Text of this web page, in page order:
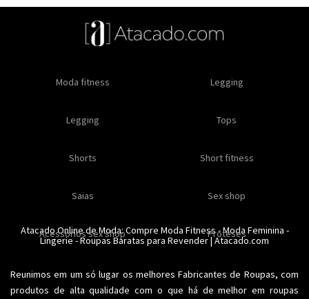
Especial natal Toda loja
Feminino Moda feminina
Moda feminina Moda íntima
Moda fitness Moda praia
Plus size Acessórios femininos
Masculino Moda masculino
Moda masculina Moda intima masculina
Acessórios masculinos Moda íntima
Calcinhas Soutiens
Conjuntos Modeladores
Moda fitness Legging
Legging Tops
Shorts Short fitness
Saias Sex shop
Acessorios sex shop Proteses
Oleos e cremes Comestiveis
Kits Lançamentos
Ofertas Roupas para revender
Atacado Online de Moda: Compre Moda Fitness-Moda Feminina -
Lingerie-Roupas Baratas para Revender| Atacado.com
Reunimos em um só lugar os melhoresFabricantes de Roupas, com
produtos de alta qualidade com o que há de melhor em roupas